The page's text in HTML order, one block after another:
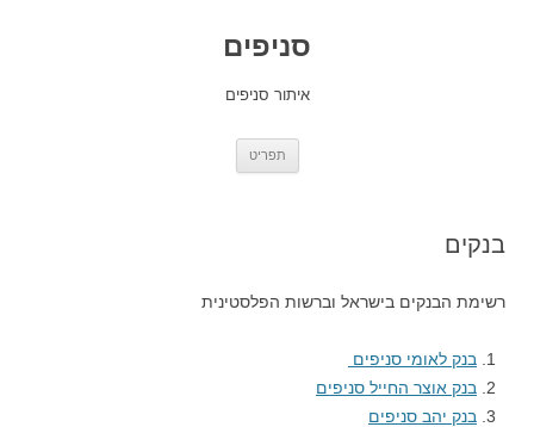
סניפים
איתור סניפים
תפריט
בנקים
רשימת הבנקים בישראל וברשות הפלסטינית
בנק לאומי סניפים
בנק אוצר החייל סניפים
בנק יהב סניפים